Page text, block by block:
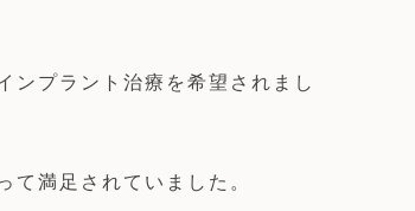
ンプラント治療を希望されまし